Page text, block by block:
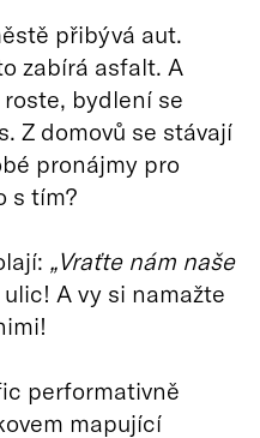
přibývá aut.
zabírá asfalt. A
bydlení se
Z domovů se stávají
pronájmy pro
s tím?
„Vraťte nám naše
ulic! A vy si namažte
performativně
mapující